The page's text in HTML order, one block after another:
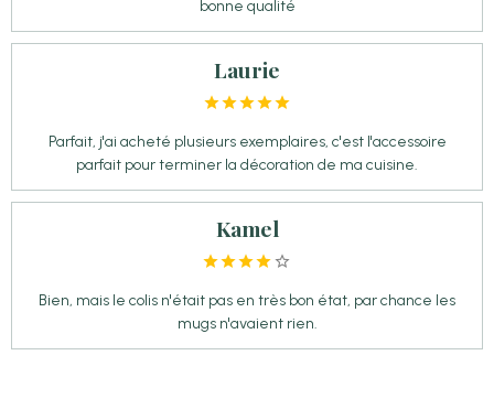
bonne qualité
Laurie
Parfait, j'ai acheté plusieurs exemplaires, c'est l'accessoire
parfait pour terminer la décoration de ma cuisine.
Kamel
Bien, mais le colis n'était pas en très bon état, par chance les
mugs n'avaient rien.